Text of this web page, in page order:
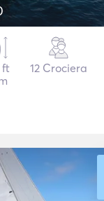
ft
12 Crociera